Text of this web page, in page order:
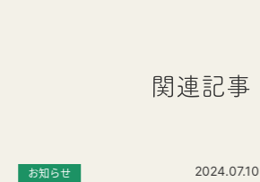
関連記事
お知らせ
2024.07.10